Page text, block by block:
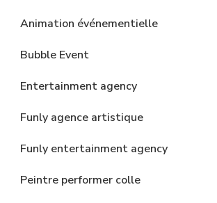
Animation événementielle
Bubble Event
Entertainment agency
Funly agence artistique
Funly entertainment agency
Peintre performer colle